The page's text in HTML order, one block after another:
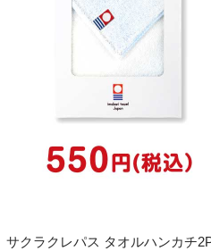
サクラクレパス タオルハンカチ2P